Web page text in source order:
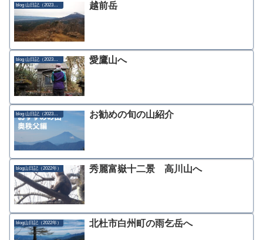
blog 山日記（2023年） 越前岳
blog 山日記（2023年） 愛鷹山へ
blog 山日記（2023年） お勧めの旬の山紹介
blog山日記（2022年） 秀麗富嶽十二景 高川山へ
blog山日記（2022年） 北杜市白州町の雨乞岳へ